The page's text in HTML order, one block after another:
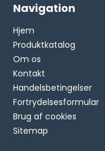
Navigation
Hjem
Produktkatalog
Om os
Kontakt
Handelsbetingelser
Fortrydelsesformular
Brug af cookies
Sitemap